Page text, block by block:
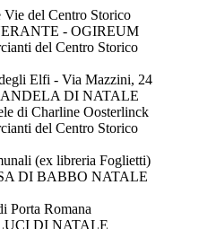
Vie del Centro Storico
- OGIREUM
del Centro Storico
Elfi - Via Mazzini, 24
DI NATALE
di Charline Oosterlinck
del Centro Storico
(ex libreria Foglietti)
DI BABBO NATALE
Porta Romana
DI NATALE